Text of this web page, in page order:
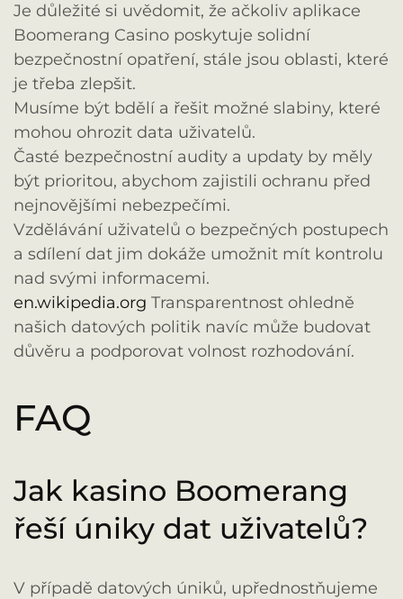
Je důležité si uvědomit, že ačkoliv aplikace
Boomerang Casino poskytuje solidní
bezpečnostní opatření, stále jsou oblasti, které
je třeba zlepšit.
Musíme být bdělí a řešit možné slabiny, které
mohou ohrozit data uživatelů.
Časté bezpečnostní audity a updaty by měly
být prioritou, abychom zajistili ochranu před
nejnovějšími nebezpečími.
Vzdělávání uživatelů o bezpečných postupech
a sdílení dat jim dokáže umožnit mít kontrolu
nad svými informacemi.
en.wikipedia.org Transparentnost ohledně
našich datových politik navíc může budovat
důvěru a podporovat volnost rozhodování.
FAQ
Jak kasino Boomerang
řeší úniky dat uživatelů?
V případě datových úniků, upřednostňujeme